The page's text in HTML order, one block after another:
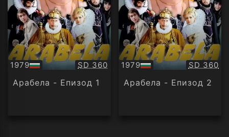
1979
БГ
аудио
Качество:
SD 360
Арабела - Епизод 1
1979
БГ
аудио
SD 360
Арабела - Епизод 2